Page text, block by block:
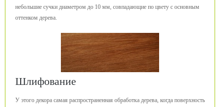
небольшие сучки диаметром до 10 мм, совпадающие по цвету с основным
оттенком дерева.
Шлифование
У этого декора самая распространенная обработка дерева, когда поверхность